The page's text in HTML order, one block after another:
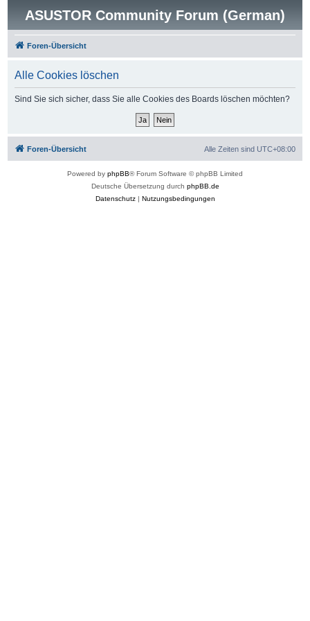
ASUSTOR Community Forum (German)
Foren-Übersicht
Alle Cookies löschen
Sind Sie sich sicher, dass Sie alle Cookies des Boards löschen möchten?
Foren-Übersicht Alle Zeiten sind UTC+08:00
Powered by phpBB® Forum Software © phpBB Limited
Deutsche Übersetzung durch phpBB.de
Datenschutz| Nutzungsbedingungen